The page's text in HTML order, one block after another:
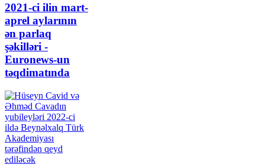
2021-ci ilin mart-
aprel aylarının
ən parlaq
şəkilləri -
Euronews-un
təqdimatında